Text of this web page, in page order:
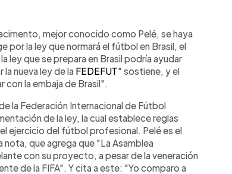
mejor conocido como Pelé, se haya
por la ley que normará el fútbol en Brasil, el
ley que se prepara en Brasil podría ayudar
nueva ley de la FEDEFUT" sostiene, y el
la embaja de Brasil".
la Federación Internacional de Fútbol
de la ley, la cual establece reglas
ejercicio del fútbol profesional. Pelé es el
que agrega que "La Asamblea
con su proyecto, a pesar de la veneración
de la FIFA". Y cita a este: "Yo comparo a